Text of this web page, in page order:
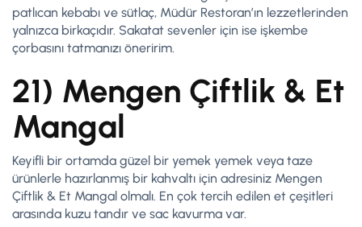
patlıcan kebabı ve sütlaç, Müdür Restoran’ın lezzetlerinden
yalnızca birkaçıdır. Sakatat sevenler için ise işkembe
çorbasını tatmanızı öneririm.
21) Mengen Çiftlik & Et
Mangal
Keyifli bir ortamda güzel bir yemek yemek veya taze
ürünlerle hazırlanmış bir kahvaltı için adresiniz Mengen
Çiftlik & Et Mangal olmalı. En çok tercih edilen et çeşitleri
arasında kuzu tandır ve sac kavurma var.